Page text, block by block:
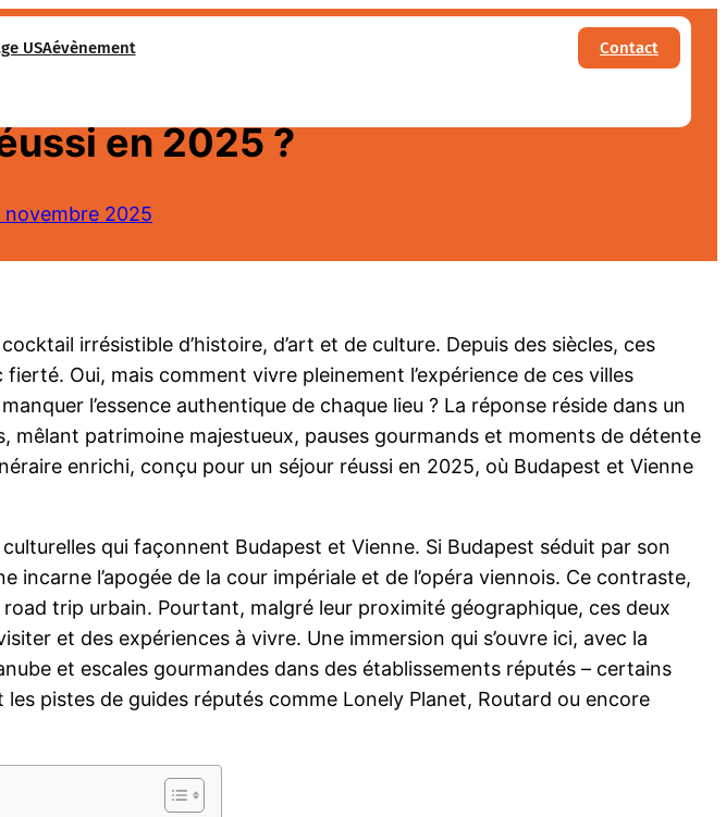
USAévènement Contact
en 5 jours : que faire et que voir
en 2025 ?
novembre 2025
irrésistible d’histoire, d’art et de culture. Depuis des siècles, ces
Oui, mais comment vivre pleinement l’expérience de ces villes
l’essence authentique de chaque lieu ? La réponse réside dans un
patrimoine majestueux, pauses gourmands et moments de détente
enrichi, conçu pour un séjour réussi en 2025, où Budapest et Vienne
qui façonnent Budapest et Vienne. Si Budapest séduit par son
l’apogée de la cour impériale et de l’opéra viennois. Ce contraste,
trip urbain. Pourtant, malgré leur proximité géographique, ces deux
et des expériences à vivre. Une immersion qui s’ouvre ici, avec la
et escales gourmandes dans des établissements réputés – certains
pistes de guides réputés comme Lonely Planet, Routard ou encore